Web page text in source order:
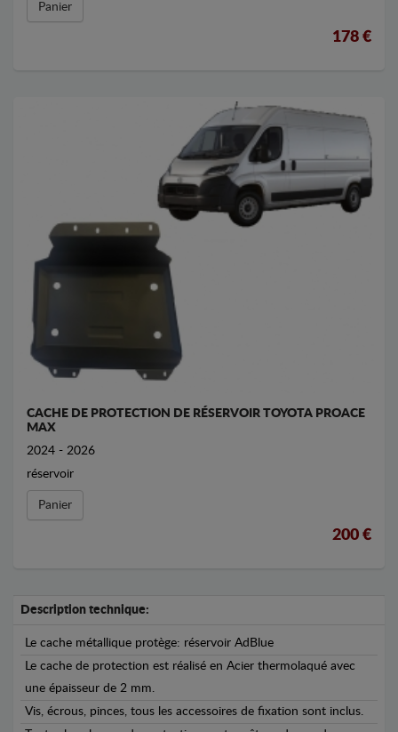
Panier
178 €
CACHE DE PROTECTION DE RÉSERVOIR TOYOTA PROACE
MAX
2024 - 2026
réservoir
Panier
200 €
Description technique:
Le cache métallique protège: réservoir AdBlue
Le cache de protection est réalisé en Acier thermolaqué avec
une épaisseur de 2 mm.
Vis, écrous, pinces, tous les accessoires de fixation sont inclus.